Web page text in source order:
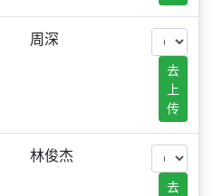
周深
去
上
传
林俊杰
去